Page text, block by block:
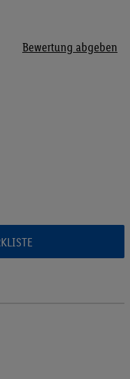
Bewertung abgeben